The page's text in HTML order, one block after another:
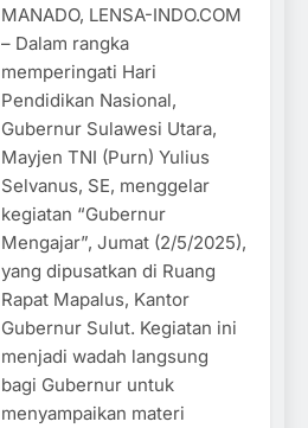
MANADO, LENSA-INDO.COM
– Dalam rangka
memperingati Hari
Pendidikan Nasional,
Gubernur Sulawesi Utara,
Mayjen TNI (Purn) Yulius
Selvanus, SE, menggelar
kegiatan “Gubernur
Mengajar”, Jumat (2/5/2025),
yang dipusatkan di Ruang
Rapat Mapalus, Kantor
Gubernur Sulut. Kegiatan ini
menjadi wadah langsung
bagi Gubernur untuk
menyampaikan materi